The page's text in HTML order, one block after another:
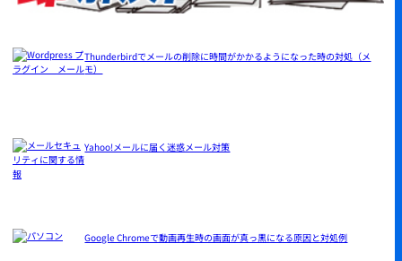
Thunderbirdでメールの削除に時間がかかるようになった時の対処（メ
モ）
Yahoo!メールに届く迷惑メール対策
Google Chromeで動画再生時の画面が真っ黒になる原因と対処例